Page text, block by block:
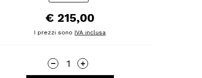
€ 215,00
I prezzi sono IVA inclusa